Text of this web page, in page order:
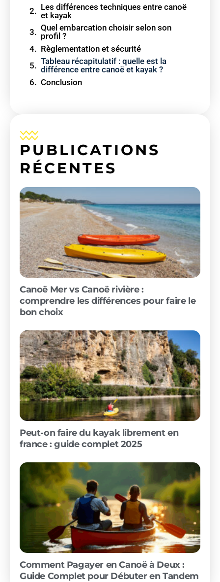
Les différences techniques entre canoë
et kayak
Quel embarcation choisir selon son
profil ?
Règlementation et sécurité
Tableau récapitulatif : quelle est la
différence entre canoë et kayak ?
Conclusion
PUBLICATIONS
RÉCENTES
Canoë Mer vs Canoë rivière :
comprendre les différences pour faire le
bon choix
Peut-on faire du kayak librement en
france : guide complet 2025
Comment Pagayer en Canoë à Deux :
Guide Complet pour Débuter en Tandem